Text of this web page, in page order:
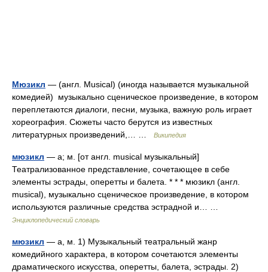
Мюзикл — (англ. Musical) (иногда называется музыкальной
комедией) музыкально сценическое произведение, в котором
переплетаются диалоги, песни, музыка, важную роль играет
хореография. Сюжеты часто берутся из известных
литературных произведений,… …
Википедия
мюзикл — а; м. [от англ. musical музыкальный]
Театрализованное представление, сочетающее в себе
элементы эстрады, оперетты и балета. * * * мюзикл (англ.
musical), музыкально сценическое произведение, в котором
используются различные средства эстрадной и… …
Энциклопедический словарь
мюзикл — а, м. 1) Музыкальный театральный жанр
комедийного характера, в котором сочетаются элементы
драматического искусства, оперетты, балета, эстрады. 2)